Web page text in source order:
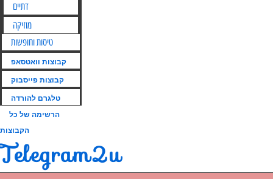
דתיים
מוזיקה
טיסות וחופשות
קבוצות וואטסאפ
קבוצות פייסבוק
טלגרם להורדה
הרשימה של כל
הקבוצות
Telegram2u